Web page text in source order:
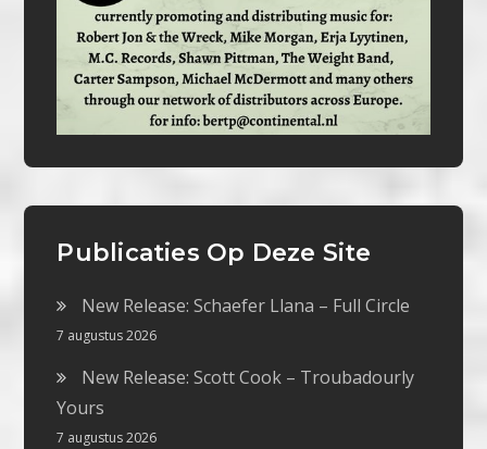
Publicaties Op Deze Site
New Release: Schaefer Llana – Full Circle
7 augustus 2026
New Release: Scott Cook – Troubadourly
Yours
7 augustus 2026